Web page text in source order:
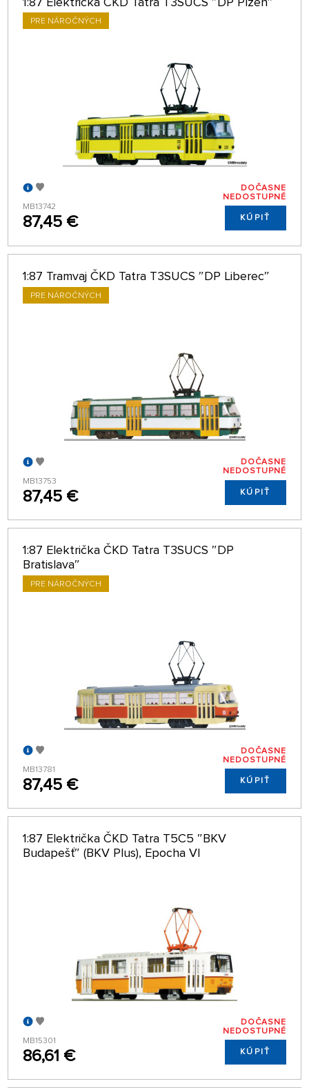
PRE NÁROČNÝCH
MB13742
87,45 €
DOČASNE
NEDOSTUPNÉ
KÚPIŤ
1:87 Tramvaj ČKD Tatra T3SUCS ″DP Liberec″
PRE NÁROČNÝCH
MB13753
87,45 €
DOČASNE
NEDOSTUPNÉ
KÚPIŤ
1:87 Električka ČKD Tatra T3SUCS ″DP
Bratislava″
PRE NÁROČNÝCH
MB13781
87,45 €
DOČASNE
NEDOSTUPNÉ
KÚPIŤ
1:87 Električka ČKD Tatra T5C5 ″BKV
Budapešť″ (BKV Plus), Epocha VI
MB15301
86,61 €
DOČASNE
NEDOSTUPNÉ
KÚPIŤ